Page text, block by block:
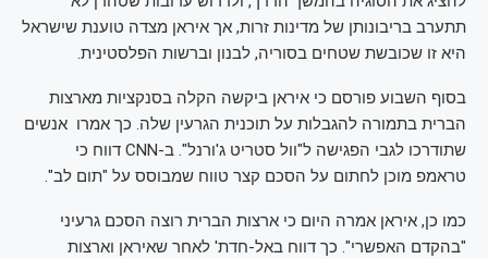
תתערב בריבונותן של מדינות זרות, אך איראן מצדה טוענת שישראל
היא זו שכובשת שטחים בסוריה, לבנון וברשות הפלסטינית.
בסוף השבוע פורסם כי איראן ביקשה הקלה בסנקציות מארצות
הברית בתמורה להגבלות על תוכנית הגרעין שלה. כך אמרו אנשים
שתודרכו לגבי הפגישה ל"וול סטריט ג'ורנל". ב-CNN דווח כי
טראמפ מוכן לחתום על הסכם קצר טווח שמבוסס על "תום לב".
כמו כן, איראן אמרה היום כי ארצות הברית רוצה הסכם גרעיני
"בהקדם האפשרי". כך דווח באל-חדת' לאחר שאיראן וארצות